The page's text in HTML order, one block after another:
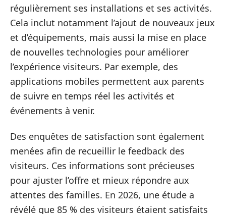
régulièrement ses installations et ses activités.
Cela inclut notamment l’ajout de nouveaux jeux
et d’équipements, mais aussi la mise en place
de nouvelles technologies pour améliorer
l’expérience visiteurs. Par exemple, des
applications mobiles permettent aux parents
de suivre en temps réel les activités et
événements à venir.
Des enquêtes de satisfaction sont également
menées afin de recueillir le feedback des
visiteurs. Ces informations sont précieuses
pour ajuster l’offre et mieux répondre aux
attentes des familles. En 2026, une étude a
révélé que 85 % des visiteurs étaient satisfaits